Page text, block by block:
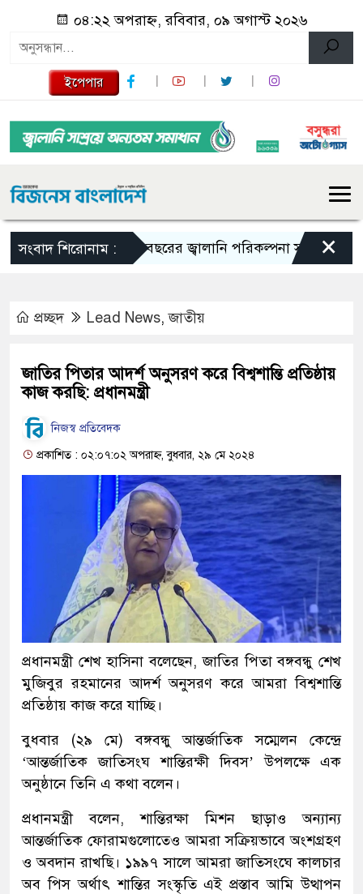
০৪:২২ অপরাহ্ন, রবিবার, ০৯ অগাস্ট ২০২৬
ইপেপার
সংবাদ শিরোনাম :১০ বছরের জ্বালানি পরিকল্পনা সংসদে তুলে ধরবে
×
প্রচ্ছদ Lead News,জাতীয়
জাতির পিতার আদর্শ অনুসরণ করে বিশ্বশান্তি প্রতিষ্ঠায়
কাজ করছি: প্রধানমন্ত্রী
নিজস্ব প্রতিবেদক
প্রকাশিত : ০২:০৭:০২ অপরাহ্ন, বুধবার, ২৯ মে ২০২৪
প্রধানমন্ত্রী শেখ হাসিনা বলেছেন, জাতির পিতা বঙ্গবন্ধু শেখ
মুজিবুর রহমানের আদর্শ অনুসরণ করে আমরা বিশ্বশান্তি
প্রতিষ্ঠায় কাজ করে যাচ্ছি।
বুধবার (২৯ মে) বঙ্গবন্ধু আন্তর্জাতিক সম্মেলন কেন্দ্রে
‘আন্তর্জাতিক জাতিসংঘ শান্তিরক্ষী দিবস’ উপলক্ষে এক
অনুষ্ঠানে তিনি এ কথা বলেন।
প্রধানমন্ত্রী বলেন, শান্তিরক্ষা মিশন ছাড়াও অন্যান্য
আন্তর্জাতিক ফোরামগুলোতেও আমরা সক্রিয়ভাবে অংশগ্রহণ
ও অবদান রাখছি। ১৯৯৭ সালে আমরা জাতিসংঘে কালচার
অব পিস অর্থাৎ শান্তির সংস্কৃতি এই প্রস্তাব আমি উত্থাপন